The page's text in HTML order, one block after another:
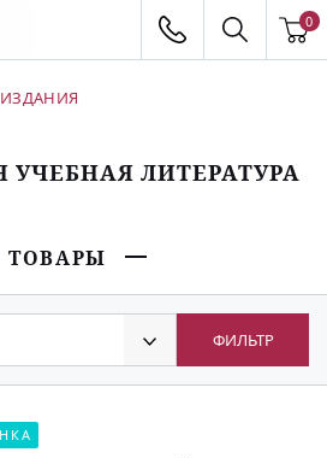
0
ЛИТЕРАТУРА
ТОВАРЫ
ФИЛЬТР